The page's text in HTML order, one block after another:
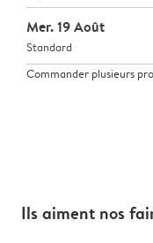
Mer. 19 Août
Standard
Commander plusieurs
Ils aiment nos